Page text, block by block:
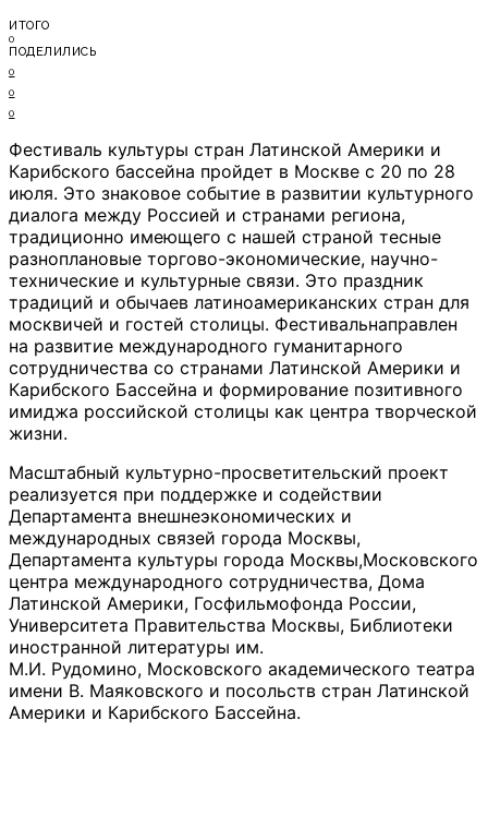
ИТОГО
0
ПОДЕЛИЛИСЬ
0
0
0
Фестиваль культуры стран Латинской Америки и
Карибского бассейна пройдет в Москве с 20 по 28
июля. Это знаковое событие в развитии культурного
диалога между Россией и странами региона,
традиционно имеющего с нашей страной тесные
разноплановые торгово-экономические, научно-
технические и культурные связи. Это праздник
традиций и обычаев латиноамериканских стран для
москвичей и гостей столицы. Фестивальнаправлен
на развитие международного гуманитарного
сотрудничества со странами Латинской Америки и
Карибского Бассейна и формирование позитивного
имиджа российской столицы как центра творческой
жизни.
Масштабный культурно-просветительский проект
реализуется при поддержке и содействии
Департамента внешнеэкономических и
международных связей города Москвы,
Департамента культуры города Москвы,Московского
центра международного сотрудничества, Дома
Латинской Америки, Госфильмофонда России,
Университета Правительства Москвы, Библиотеки
иностранной литературы им.
М.И. Рудомино, Московского академического театра
имени В. Маяковского и посольств стран Латинской
Америки и Карибского Бассейна.